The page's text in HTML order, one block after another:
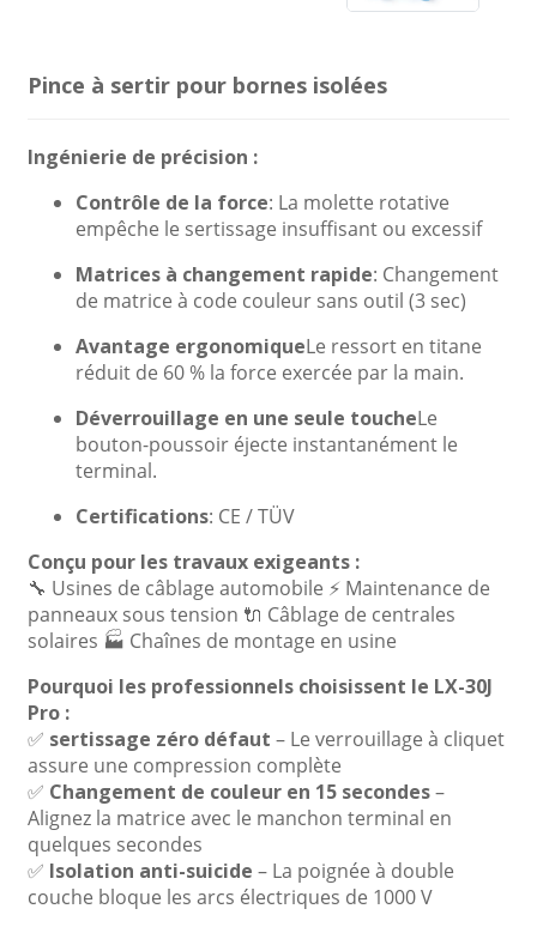
Pince à sertir pour bornes isolées
Ingénierie de précision :
Contrôle de la force: La molette rotative
empêche le sertissage insuffisant ou excessif
Matrices à changement rapide: Changement
de matrice à code couleur sans outil (3 sec)
Avantage ergonomiqueLe ressort en titane
réduit de 60 % la force exercée par la main.
Déverrouillage en une seule toucheLe
bouton-poussoir éjecte instantanément le
terminal.
Certifications: CE / TÜV
Conçu pour les travaux exigeants :
🔧 Usines de câblage automobile ⚡ Maintenance de
panneaux sous tension 🔌 Câblage de centrales
solaires 🏭 Chaînes de montage en usine
Pourquoi les professionnels choisissent le LX-30J
Pro :
✅ sertissage zéro défaut – Le verrouillage à cliquet
assure une compression complète
✅ Changement de couleur en 15 secondes–
Alignez la matrice avec le manchon terminal en
quelques secondes
✅ Isolation anti-suicide – La poignée à double
couche bloque les arcs électriques de 1000 V